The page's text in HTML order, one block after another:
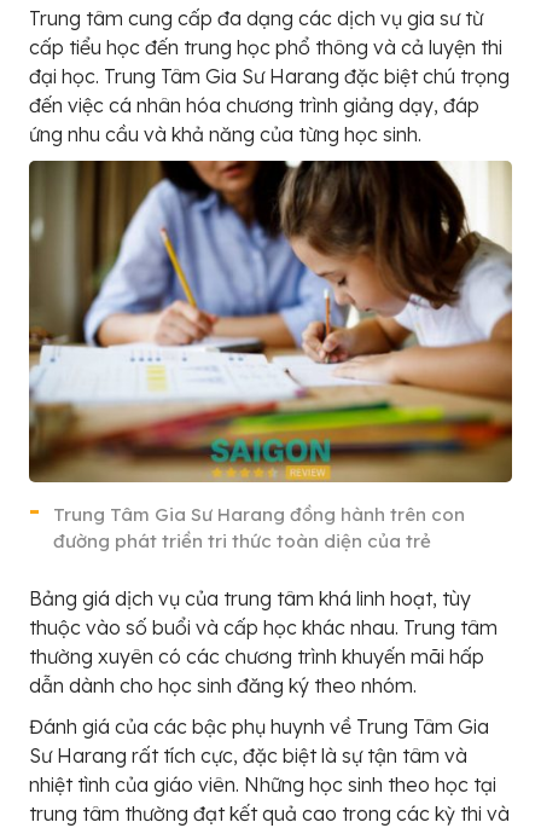
Trung tâm cung cấp đa dạng các dịch vụ gia sư từ
cấp tiểu học đến trung học phổ thông và cả luyện thi
đại học. Trung Tâm Gia Sư Harang đặc biệt chú trọng
đến việc cá nhân hóa chương trình giảng dạy, đáp
ứng nhu cầu và khả năng của từng học sinh.
Trung Tâm Gia Sư Harang đồng hành trên con
đường phát triền tri thức toàn diện của trẻ
Bảng giá dịch vụ của trung tâm khá linh hoạt, tùy
thuộc vào số buổi và cấp học khác nhau. Trung tâm
thường xuyên có các chương trình khuyến mãi hấp
dẫn dành cho học sinh đăng ký theo nhóm.
Đánh giá của các bậc phụ huynh về Trung Tâm Gia
Sư Harang rất tích cực, đặc biệt là sự tận tâm và
nhiệt tình của giáo viên. Những học sinh theo học tại
trung tâm thường đạt kết quả cao trong các kỳ thi và